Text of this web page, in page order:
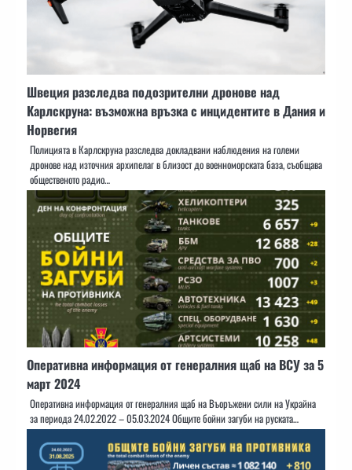
Швеция разследва подозрителни дронове над
Карлскруна: възможна връзка с инцидентите в Дания и
Норвегия
Полицията в Карлскруна разследва докладвани наблюдения на големи
дронове над източния архипелаг в близост до военноморската база, съобщава
общественото радио…
Оперативна информация от генералния щаб на ВСУ за 5
март 2024
Оперативна информация от генералния щаб на Въоръжени сили на Украйна
за периода 24.02.2022 – 05.03.2024 Общите бойни загуби на руската…